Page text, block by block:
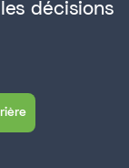
décisions